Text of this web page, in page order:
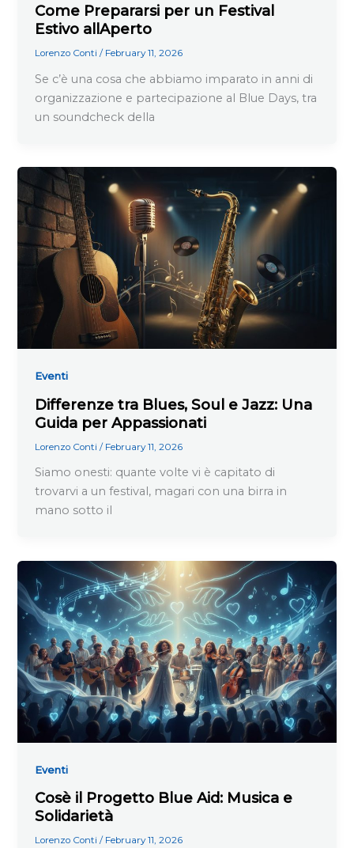
Come Prepararsi per un Festival
Estivo allAperto
Lorenzo Conti/ February 11, 2026
Se c’è una cosa che abbiamo imparato in anni di
organizzazione e partecipazione al Blue Days, tra
un soundcheck della
Eventi
Differenze tra Blues, Soul e Jazz: Una
Guida per Appassionati
Lorenzo Conti/ February 11, 2026
Siamo onesti: quante volte vi è capitato di
trovarvi a un festival, magari con una birra in
mano sotto il
Eventi
Cosè il Progetto Blue Aid: Musica e
Solidarietà
Lorenzo Conti/ February 11, 2026